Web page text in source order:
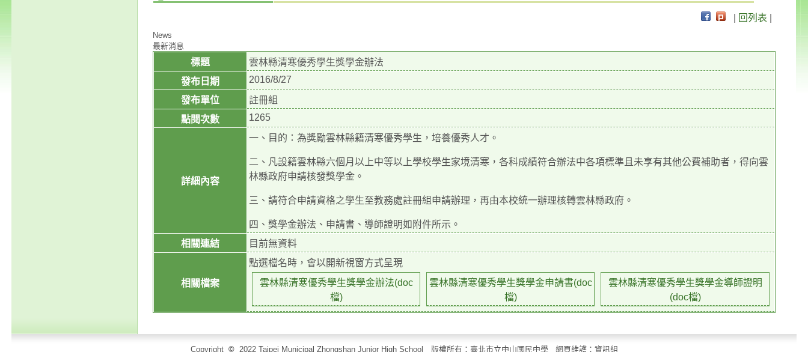
回列表
News
最新消息
標題
雲林縣清寒優秀學生獎學金辦法
發布日期
2016/8/27
發布單位
註冊組
點閱次數
1265
詳細內容
一、目的：為獎勵雲林縣籍清寒優秀學生，培養優秀人才。
二、凡設籍雲林縣六個月以上中等以上學校學生家境清寒，各科成績符合辦法中各項標準且未享有其他公費補助者，得向雲
林縣政府申請核發獎學金。
三、請符合申請資格之學生至教務處註冊組申請辦理，再由本校統一辦理核轉雲林縣政府。
四、獎學金辦法、申請書、導師證明如附件所示。
相關連結
目前無資料
相關檔案
點選檔名時，會以開新視窗方式呈現
雲林縣清寒優秀學生獎學金辦法(doc
檔)
雲林縣清寒優秀學生獎學金申請書(doc
檔)
雲林縣清寒優秀學生獎學金導師證明
(doc檔)
Copyright © 2022 Taipei Municipal Zhongshan Junior High School 版權所有：臺北市立中山國民中學 網頁維護：資訊組